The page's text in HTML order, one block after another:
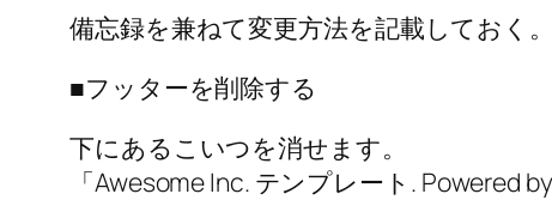
備忘録を兼ねて変更方法を記載しておく。
■フッターを削除する
下にあるこいつを消せます。
「Awesome Inc. テンプレート. Powered by